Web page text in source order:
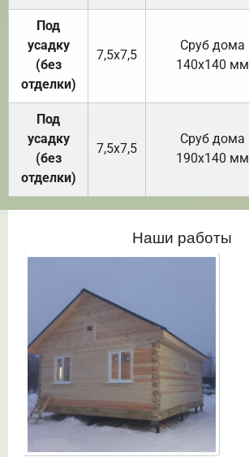
Под
усадку
(без
отделки)
7,5х7,5
Cруб дома
140х140 мм
Под
усадку
(без
отделки)
7,5х7,5
Cруб дома
190х140 мм
Наши работы